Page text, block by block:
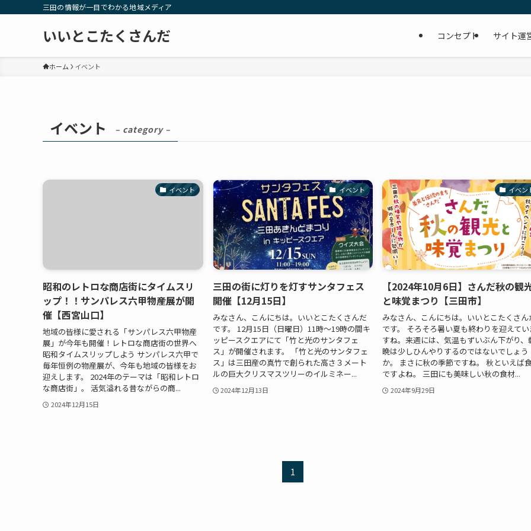
三田の情報が一目でわかる地域メディア
いいとこたくさんだ コンセプト サイト運
ホーム イベント
イベント – category –
イベント
昭和のレトロな商店街にタイムスリ
ップ！！サンパレス六甲物産展が開
催【西宮山口】
地域の皆様に愛される「サンパレス六甲物産
展」が今年も開催！レトロな商店街の世界へ
昭和タイムスリップしよう サンパレス六甲で
毎年恒例の物産展が、今年も地域の皆様をお
迎えします。 2024年のテーマは「昭和レトロ
な商店街」。 活気溢れる昔ながらの商...
2024年12月15日
イベント
三田の街に灯りを灯すサンタフェス
開催【12月15日】
みなさん、こんにちは。いいとこたくさんだ
です。 12月15日（日曜日）11時〜19時の間キ
ッピースクエアにて「竹と光のサンタフェ
ス」が開催されます。 「竹と光のサンタフェ
ス」は三田産の真竹で創られた高さ３メート
ルの巨大クリスマスツリーのイルミネー...
2024年12月13日
イベン
【2024年10月6日】さんだ秋の観
と味覚まつり【三田市】
みなさん、こんにちは。いいとこたくさん
です。 そろそろ暑い夏も終わりを迎えてい
すね。来週には、気温もずいぶん下がり、
晩は少しひんやりするのではないでしょう
か。 まさに秋の季節ですね。 秋といえば
ですよね。 三田にも美味しい秋の食材...
2024年9月29日
1